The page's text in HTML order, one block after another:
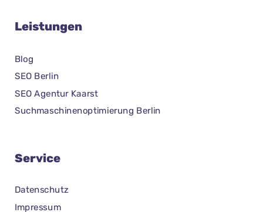
Leistungen
Blog
SEO Berlin
SEO Agentur Kaarst
Suchmaschinenoptimierung Berlin
Service
Datenschutz
Impressum